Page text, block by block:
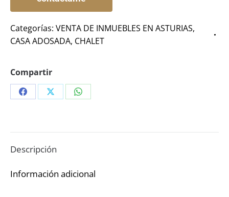
Categorías: VENTA DE INMUEBLES EN ASTURIAS,
CASA ADOSADA, CHALET
Compartir
Share
Facebook
Share
X
Share
WhatsApp
Descripción
Información adicional